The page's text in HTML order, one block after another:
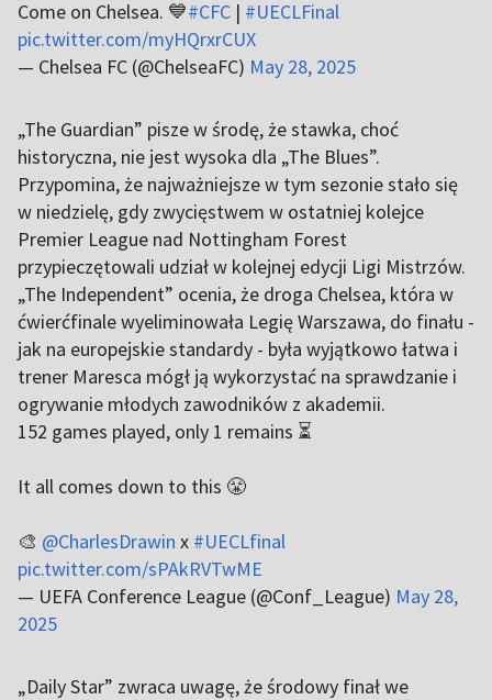
Come on Chelsea. 💙#CFC | #UECLFinal
pic.twitter.com/myHQrxrCUX
— Chelsea FC (@ChelseaFC) May 28, 2025
„The Guardian” pisze w środę, że stawka, choć
historyczna, nie jest wysoka dla „The Blues”.
Przypomina, że najważniejsze w tym sezonie stało się
w niedzielę, gdy zwycięstwem w ostatniej kolejce
Premier League nad Nottingham Forest
przypieczętowali udział w kolejnej edycji Ligi Mistrzów.
„The Independent” ocenia, że droga Chelsea, która w
ćwierćfinale wyeliminowała Legię Warszawa, do finału -
jak na europejskie standardy - była wyjątkowo łatwa i
trener Maresca mógł ją wykorzystać na sprawdzanie i
ogrywanie młodych zawodników z akademii.
152 games played, only 1 remains ⏳
It all comes down to this 😤
🎨 @CharlesDrawin x #UECLfinal
pic.twitter.com/sPAkRVTwME
— UEFA Conference League (@Conf_League) May 28,
2025
„Daily Star” zwraca uwagę, że środowy finał we